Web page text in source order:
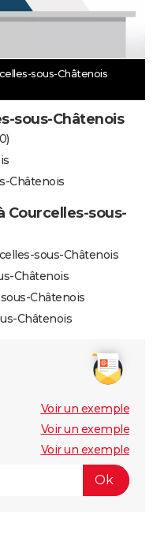
sous-Châtenois
sous-Châtenois
Châtenois
Courcelles-sous-
sous-Châtenois
Châtenois
Châtenois
Châtenois
Voir un exemple
Voir un exemple
Voir un exemple